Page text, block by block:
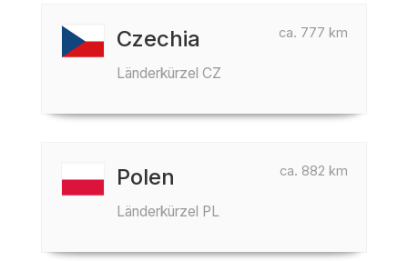
ca. 777 km
Czechia
Länderkürzel CZ
ca. 882 km
Polen
Länderkürzel PL